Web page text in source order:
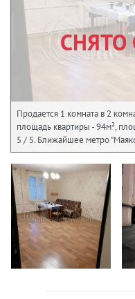
СНЯТО
Продается 1 комната в 2
площадь квартиры - 94м²,
5 / 5. Ближайшее метро